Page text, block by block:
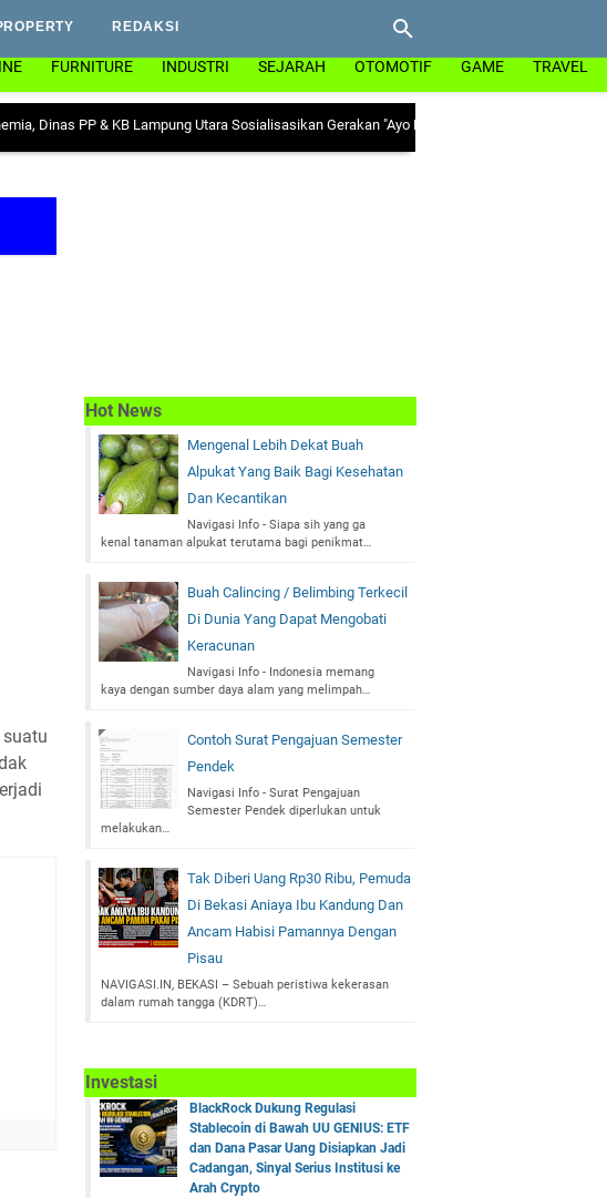
REDAKSI
FURNITURE INDUSTRI SEJARAH OTOMOTIF GAME TRAVEL
PP & KB Lampung Utara Sosialisasikan Gerakan "Ayo Minum Tablet Tambah Darah" di
Hot News
Mengenal Lebih Dekat Buah
Alpukat Yang Baik Bagi Kesehatan
Dan Kecantikan
Navigasi Info - Siapa sih yang ga
kenal tanaman alpukat terutama bagi penikmat…
Buah Calincing / Belimbing Terkecil
Di Dunia Yang Dapat Mengobati
Keracunan
Navigasi Info - Indonesia memang
kaya dengan sumber daya alam yang melimpah…
Contoh Surat Pengajuan Semester
Pendek
Navigasi Info - Surat Pengajuan
Semester Pendek diperlukan untuk
melakukan…
Tak Diberi Uang Rp30 Ribu, Pemuda
Di Bekasi Aniaya Ibu Kandung Dan
Ancam Habisi Pamannya Dengan
Pisau
NAVIGASI.IN, BEKASI – Sebuah peristiwa kekerasan
dalam rumah tangga (KDRT)…
Investasi
BlackRock Dukung Regulasi
Stablecoin di Bawah UU GENIUS: ETF
dan Dana Pasar Uang Disiapkan Jadi
Cadangan, Sinyal Serius Institusi ke
Arah Crypto